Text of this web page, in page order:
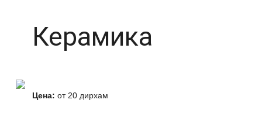
Керамика
Цена: от 20 дирхам